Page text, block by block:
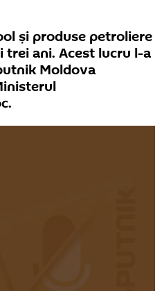
și produse petroliere
ani. Acest lucru l-a
Moldova